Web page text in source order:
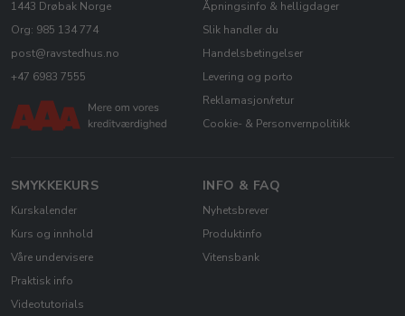
1443 Drøbak Norge
Org: 985 134 774
post@ravstedhus.no
+47 6983 7555
Åpningsinfo & helligdager
Slik handler du
Handelsbetingelser
Levering og porto
Reklamasjon/retur
Cookie- & Personvernpolitikk
SMYKKEKURS
Kurskalender
Kurs og innhold
Våre undervisere
Praktisk info
Videotutorials
INFO & FAQ
Nyhetsbrever
Produktinfo
Vitensbank